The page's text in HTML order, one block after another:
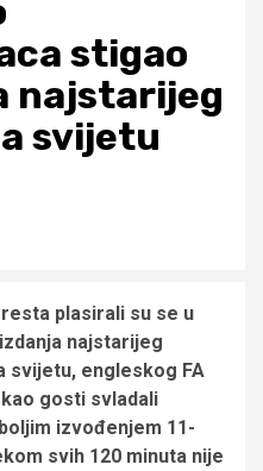
stigao
najstarijeg
svijetu
plasirali su se u
najstarijeg
svijetu, engleskog FA
gosti svladali
izvođenjem 11-
svih 120 minuta nije